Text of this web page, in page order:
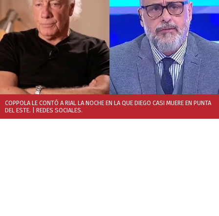
COPPOLA LE CONTÓ A RIAL LA NOCHE EN LA QUE DIEGO CASI MUERE EN PUNTA
DEL ESTE. | REDES SOCIALES.